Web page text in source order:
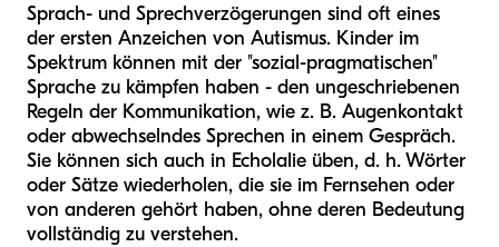
Sprach- und Sprechverzögerungen sind oft eines
der ersten Anzeichen von Autismus. Kinder im
Spektrum können mit der "sozial-pragmatischen"
Sprache zu kämpfen haben - den ungeschriebenen
Regeln der Kommunikation, wie z. B. Augenkontakt
oder abwechselndes Sprechen in einem Gespräch.
Sie können sich auch in Echolalie üben, d. h. Wörter
oder Sätze wiederholen, die sie im Fernsehen oder
von anderen gehört haben, ohne deren Bedeutung
vollständig zu verstehen.